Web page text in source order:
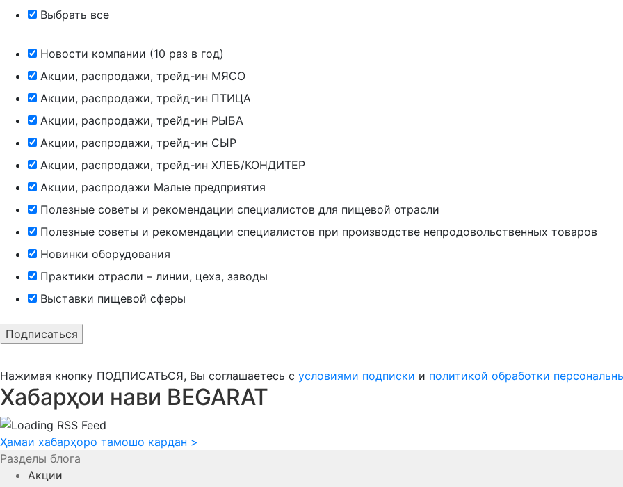
Выбрать все
Новости компании (10 раз в год)
Акции, распродажи, трейд-ин МЯСО
Акции, распродажи, трейд-ин ПТИЦА
Акции, распродажи, трейд-ин РЫБА
Акции, распродажи, трейд-ин СЫР
Акции, распродажи, трейд-ин ХЛЕБ/КОНДИТЕР
Акции, распродажи Малые предприятия
Полезные советы и рекомендации специалистов для пищевой отрасли
Полезные советы и рекомендации специалистов при производстве непродовольственных товаров
Новинки оборудования
Практики отрасли – линии, цеха, заводы
Выставки пищевой сферы
Нажимая кнопку ПОДПИСАТЬСЯ, Вы соглашаетесь с условиями подписки и политикой обработки
Хабарҳои нави BEGARAT
Ҳамаи хабарҳоро тамошо кардан >
Разделы блога
Акции